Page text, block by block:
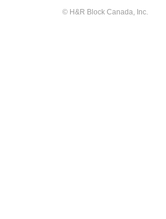
© H&R Block Canada, Inc.